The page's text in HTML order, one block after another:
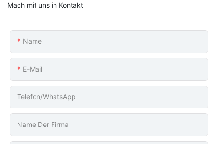
Mach mit uns in Kontakt
Name
E-Mail
Telefon/WhatsApp
Name Der Firma